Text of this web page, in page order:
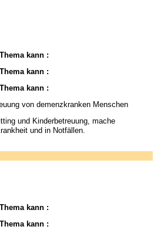
kann :
kann :
kann :
von demenzkranken Menschen
und Kinderbetreuung, mache
und in Notfällen.
kann :
kann :